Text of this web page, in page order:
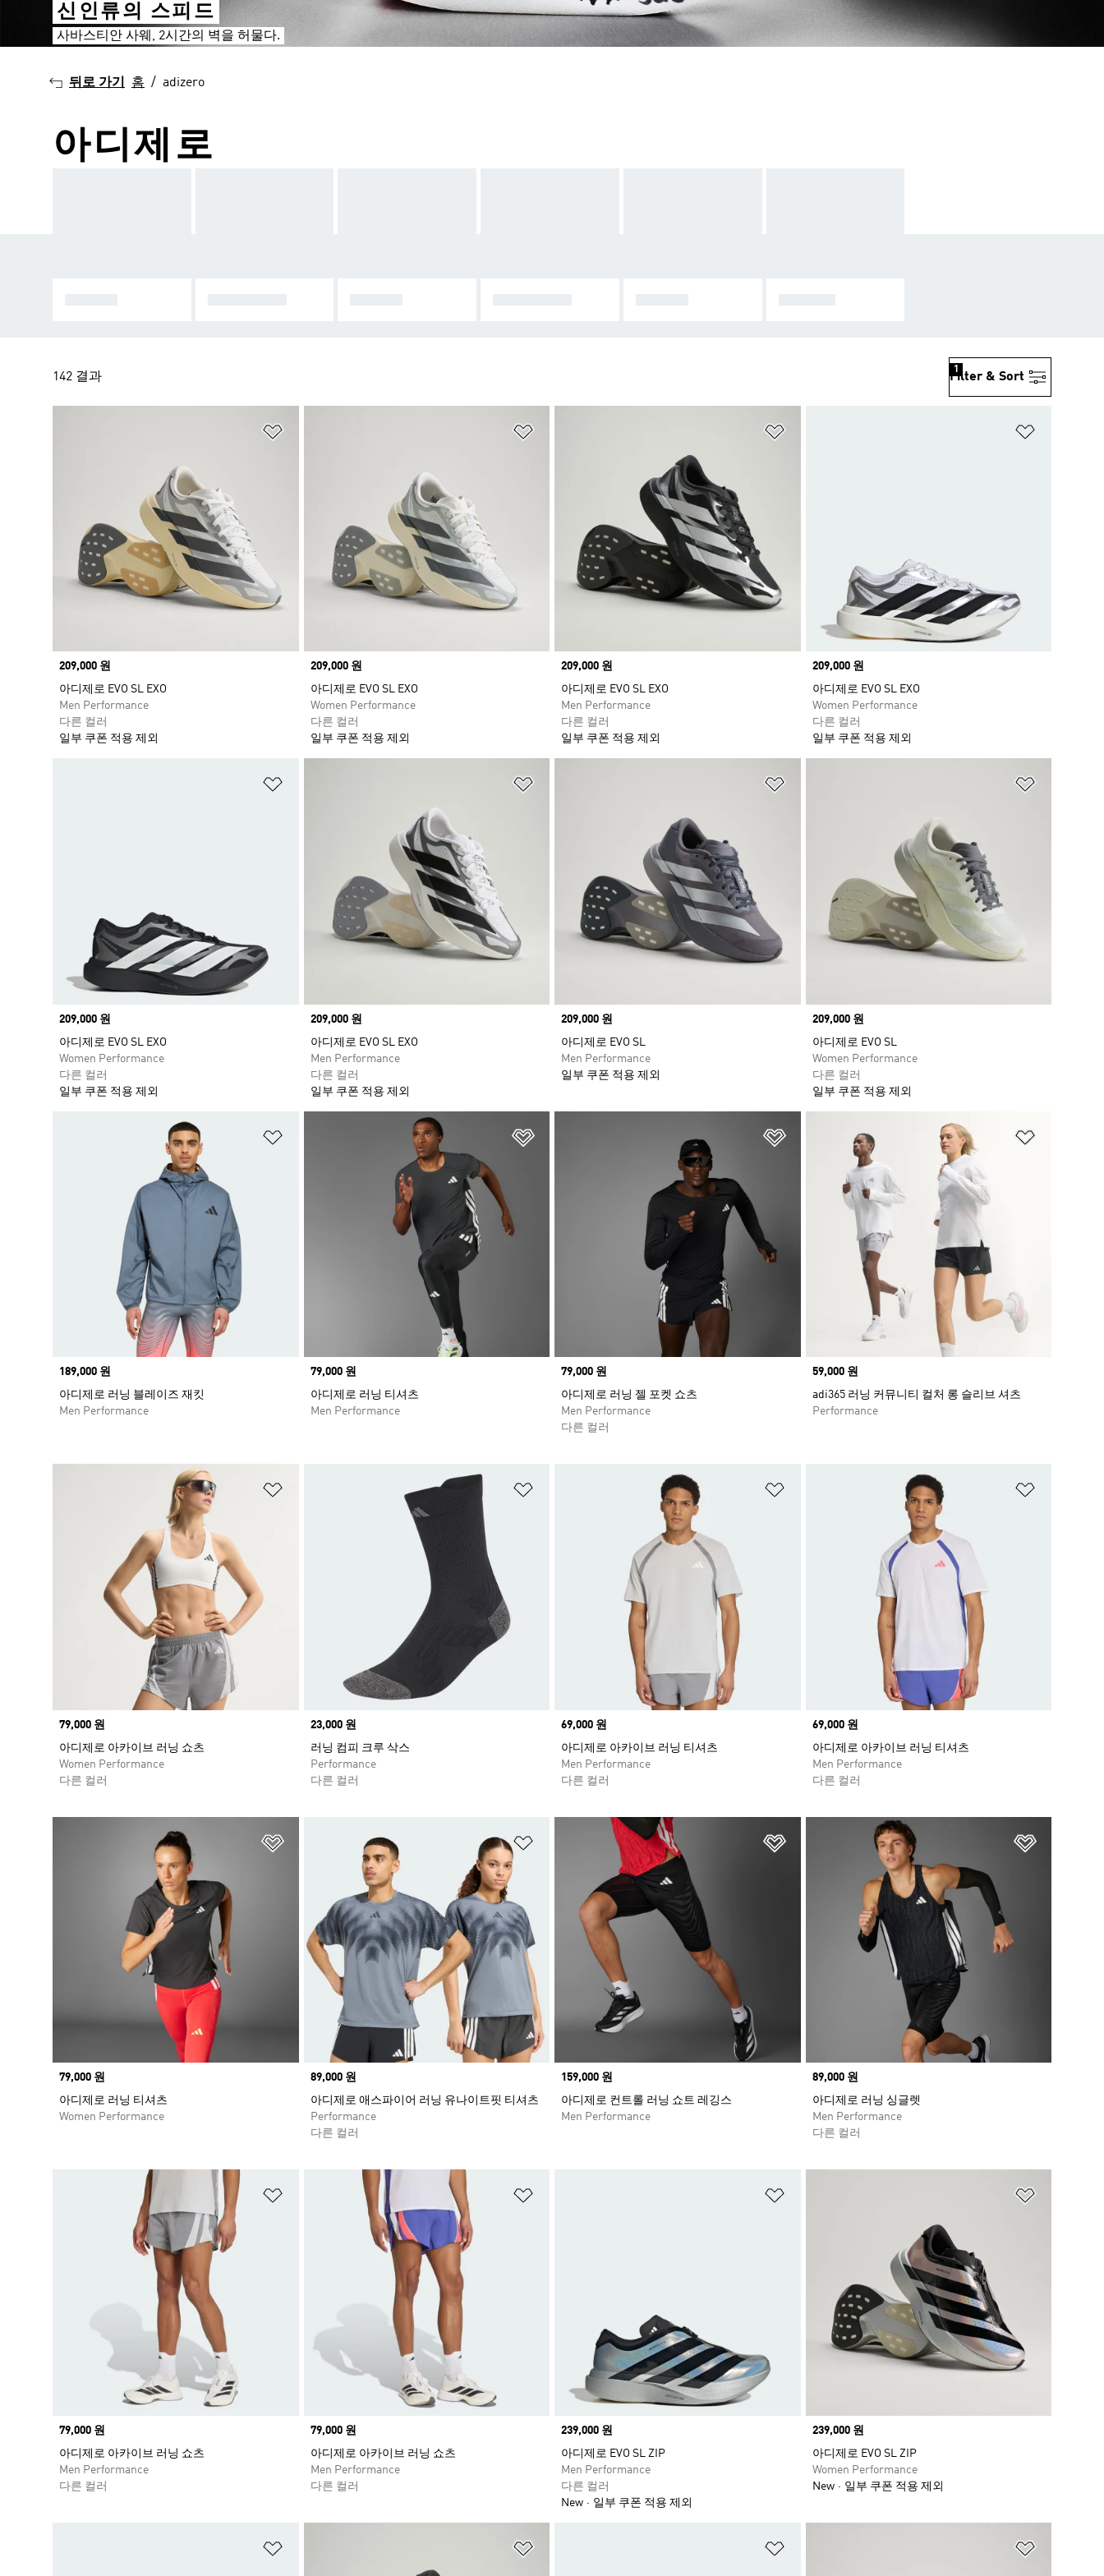
신인류의 스피드
사바스티안 사웨, 2시간의 벽을 허물다.
뒤로 가기 홈 adizero
아디제로
142 결과 Filter & Sort
1
Price
209,000 원
아디제로 EVO SL EXO
Men Performance
다른 컬러
일부 쿠폰 적용 제외
Price
209,000 원
아디제로 EVO SL EXO
Women Performance
다른 컬러
일부 쿠폰 적용 제외
Price
209,000 원
아디제로 EVO SL EXO
Men Performance
다른 컬러
일부 쿠폰 적용 제외
Price
209,000 원
아디제로 EVO SL EXO
Women Performance
다른 컬러
일부 쿠폰 적용 제외
Price
209,000 원
아디제로 EVO SL EXO
Women Performance
다른 컬러
일부 쿠폰 적용 제외
Price
209,000 원
아디제로 EVO SL EXO
Men Performance
다른 컬러
일부 쿠폰 적용 제외
Price
209,000 원
아디제로 EVO SL
Men Performance
일부 쿠폰 적용 제외
Price
209,000 원
아디제로 EVO SL
Women Performance
다른 컬러
일부 쿠폰 적용 제외
Price
189,000 원
아디제로 러닝 블레이즈 재킷
Men Performance
Price
79,000 원
아디제로 러닝 티셔츠
Men Performance
위시리스트 담기
Price
79,000 원
아디제로 러닝 젤 포켓 쇼츠
Men Performance
다른 컬러
Price
59,000 원
adi365 러닝 커뮤니티 컬처 롱 슬리브 셔츠
Performance
Price
79,000 원
아디제로 아카이브 러닝 쇼츠
Women Performance
다른 컬러
Price
23,000 원
러닝 컴피 크루 삭스
Performance
다른 컬러
Price
69,000 원
아디제로 아카이브 러닝 티셔츠
Men Performance
다른 컬러
Price
69,000 원
아디제로 아카이브 러닝 티셔츠
Men Performance
다른 컬러
위시리스트 담기
Price
79,000 원
아디제로 러닝 티셔츠
Women Performance
위시리스트 담기
Price
89,000 원
아디제로 애스파이어 러닝 유나이트핏 티셔츠
Performance
다른 컬러
위시리스트 담기
Price
159,000 원
아디제로 컨트롤 러닝 쇼트 레깅스
Men Performance
Price
89,000 원
아디제로 러닝 싱글렛
Men Performance
다른 컬러
위시리스트 담기
Price
79,000 원
아디제로 아카이브 러닝 쇼츠
Men Performance
다른 컬러
Price
79,000 원
아디제로 아카이브 러닝 쇼츠
Men Performance
다른 컬러
Price
239,000 원
아디제로 EVO SL ZIP
Men Performance
다른 컬러
New
일부 쿠폰 적용 제외
Price
239,000 원
아디제로 EVO SL ZIP
Women Performance
New
일부 쿠폰 적용 제외